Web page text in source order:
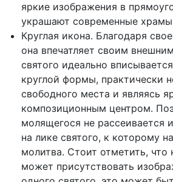
яркие изображения в
украшают современные
Круглая икона. Благодаря
она впечатляет своим
святого идеально
круглой формы, практически
свободного места и являясь
композиционным центром.
молящегося не рассеивается
на лике святого, к которому
молитва. Стоит отметить, что
может присутствовать